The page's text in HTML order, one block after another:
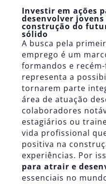
Investir em ações
desenvolver
construção do
sólido
A busca pela
emprego é um
formandos e
representa a
tornarem parte
área de atuação
colaboradores
estagiários ou
vida profissional
positiva na
experiências. Por
para atrair e
essenciais no